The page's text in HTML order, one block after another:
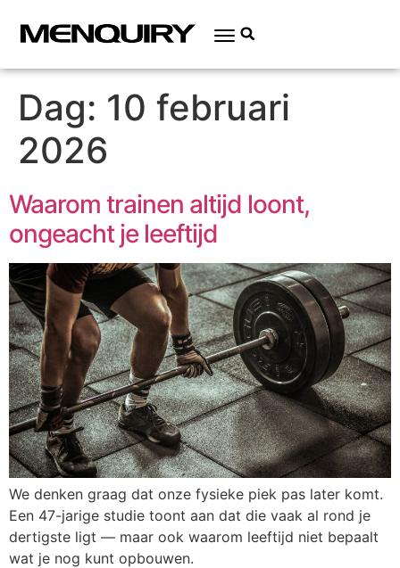
Dag: 10 februari
2026
Waarom trainen altijd loont,
ongeacht je leeftijd
We denken graag dat onze fysieke piek pas later komt.
Een 47-jarige studie toont aan dat die vaak al rond je
dertigste ligt — maar ook waarom leeftijd niet bepaalt
wat je nog kunt opbouwen.